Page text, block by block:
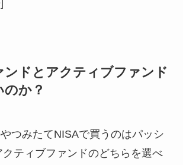
ドとアクティブファンド
か？
つみたてNISAで買うのはパッシ
ティブファンドのどちらを選べ